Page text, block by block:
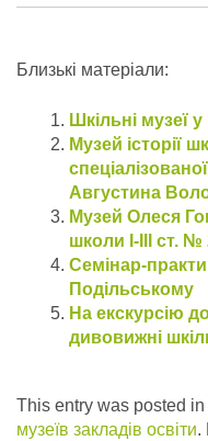
Близькі матеріали:
Шкільні музеї
Музей історії
Августина
Музей Олеся
школи І-ІІІ ст.
Семінар-
Подільському
На екскурсію
дивовижні
This entry was posted in
музеїв закладів освіти.